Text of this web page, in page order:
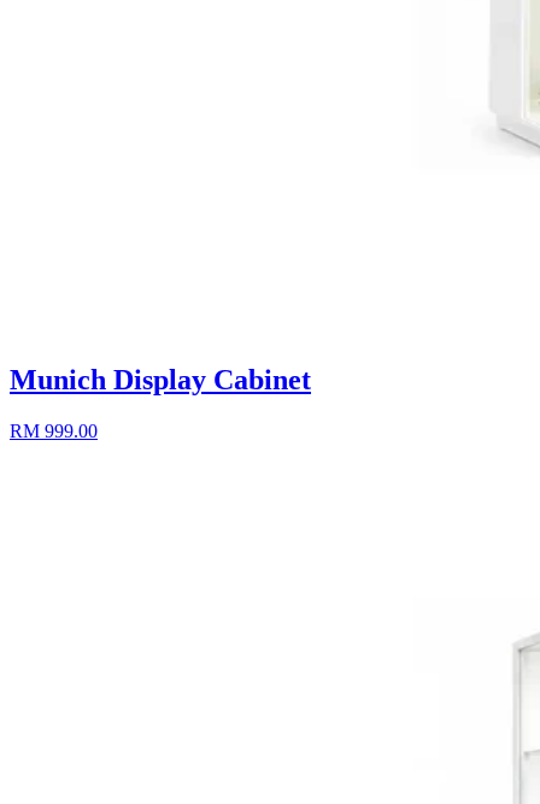
Munich Display Cabinet
RM 999.00